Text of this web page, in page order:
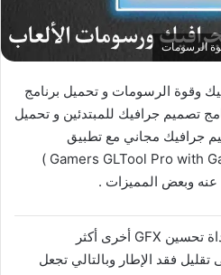
الرسومات
وقوة الرسومات و تحميل برنامج
تصميم جرافيك للمبتدئين و تحميل
جرافيك مجاني مع تطبيق
(Gamers GLTool Pro with Game Turbo & Ping Booster‏ )
وبعض المميزات .
قدم مطور PUB Gfx + Tool أداة تحسين GFX أخرى أكثر
فقد الإطار وبالتالي تجعل